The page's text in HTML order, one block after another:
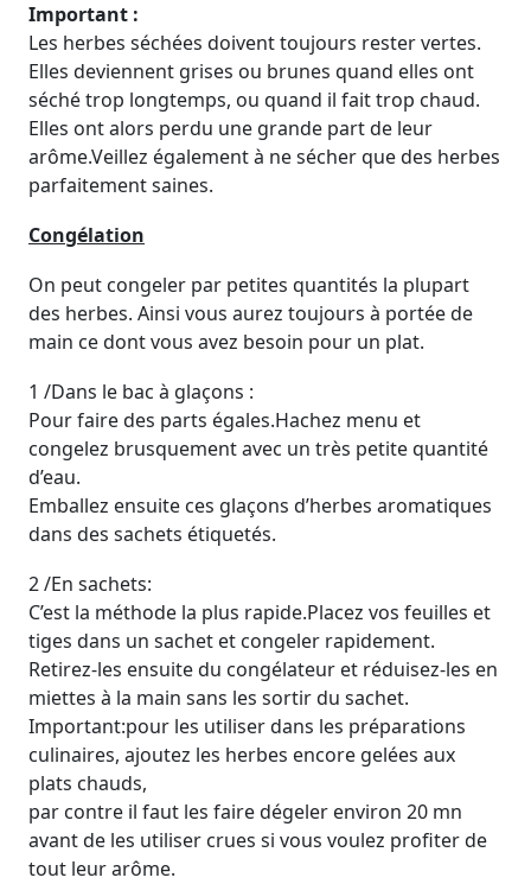
Important :
Les herbes séchées doivent toujours rester vertes.
Elles deviennent grises ou brunes quand elles ont
séché trop longtemps, ou quand il fait trop chaud.
Elles ont alors perdu une grande part de leur
arôme.Veillez également à ne sécher que des herbes
parfaitement saines.
Congélation
On peut congeler par petites quantités la plupart
des herbes. Ainsi vous aurez toujours à portée de
main ce dont vous avez besoin pour un plat.
1 /Dans le bac à glaçons :
Pour faire des parts égales.Hachez menu et
congelez brusquement avec un très petite quantité
d’eau.
Emballez ensuite ces glaçons d’herbes aromatiques
dans des sachets étiquetés.
2 /En sachets:
C’est la méthode la plus rapide.Placez vos feuilles et
tiges dans un sachet et congeler rapidement.
Retirez-les ensuite du congélateur et réduisez-les en
miettes à la main sans les sortir du sachet.
Important:pour les utiliser dans les préparations
culinaires, ajoutez les herbes encore gelées aux
plats chauds,
par contre il faut les faire dégeler environ 20 mn
avant de les utiliser crues si vous voulez profiter de
tout leur arôme.